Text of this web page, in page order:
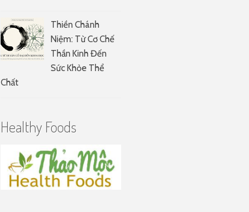
Thiền Chánh
Niệm: Từ Cơ Chế
Thần Kinh Đến
Sức Khỏe Thể
Chất
Healthy Foods